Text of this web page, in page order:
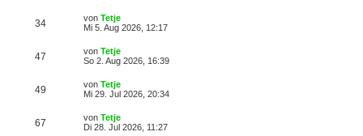
34 von Tetje
Mi 5. Aug 2026, 12:17
47 von Tetje
So 2. Aug 2026, 16:39
49 von Tetje
Mi 29. Jul 2026, 20:34
67 von Tetje
Di 28. Jul 2026, 11:27